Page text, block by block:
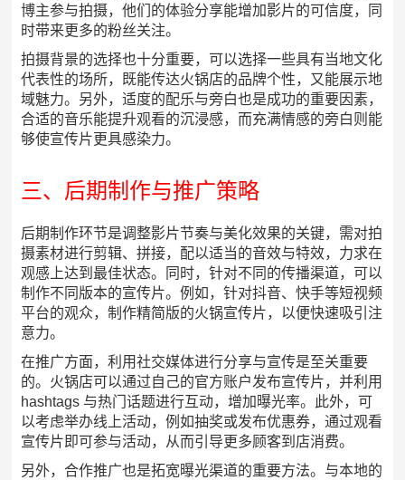
博主参与拍摄，他们的体验分享能增加影片的可信度，同
时带来更多的粉丝关注。
拍摄背景的选择也十分重要，可以选择一些具有当地文化
代表性的场所，既能传达火锅店的品牌个性，又能展示地
域魅力。另外，适度的配乐与旁白也是成功的重要因素，
合适的音乐能提升观看的沉浸感，而充满情感的旁白则能
够使宣传片更具感染力。
三、后期制作与推广策略
后期制作环节是调整影片节奏与美化效果的关键，需对拍
摄素材进行剪辑、拼接，配以适当的音效与特效，力求在
观感上达到最佳状态。同时，针对不同的传播渠道，可以
制作不同版本的宣传片。例如，针对抖音、快手等短视频
平台的观众，制作精简版的火锅宣传片，以便快速吸引注
意力。
在推广方面，利用社交媒体进行分享与宣传是至关重要
的。火锅店可以通过自己的官方账户发布宣传片，并利用
hashtags 与热门话题进行互动，增加曝光率。此外，可
以考虑举办线上活动，例如抽奖或发布优惠券，通过观看
宣传片即可参与活动，从而引导更多顾客到店消费。
另外，合作推广也是拓宽曝光渠道的重要方法。与本地的